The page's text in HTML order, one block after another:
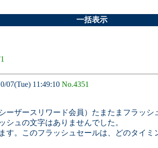
一括表示
07(Tue) 11:49:10 No.4351
ザースリワード会員）たまたまフラッ
ュの文字はありませんでした。
。このフラッシュセールは、どのタイ